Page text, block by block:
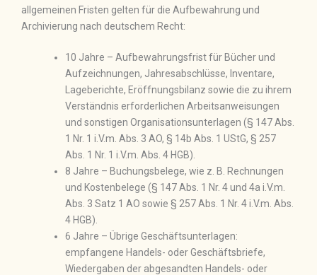
allgemeinen Fristen gelten für die Aufbewahrung und
Archivierung nach deutschem Recht:
10 Jahre – Aufbewahrungsfrist für Bücher und
Aufzeichnungen, Jahresabschlüsse, Inventare,
Lageberichte, Eröffnungsbilanz sowie die zu ihrem
Verständnis erforderlichen Arbeitsanweisungen
und sonstigen Organisationsunterlagen (§ 147 Abs.
1 Nr. 1 i.V.m. Abs. 3 AO, § 14b Abs. 1 UStG, § 257
Abs. 1 Nr. 1 i.V.m. Abs. 4 HGB).
8 Jahre – Buchungsbelege, wie z. B. Rechnungen
und Kostenbelege (§ 147 Abs. 1 Nr. 4 und 4a i.V.m.
Abs. 3 Satz 1 AO sowie § 257 Abs. 1 Nr. 4 i.V.m. Abs.
4 HGB).
6 Jahre – Übrige Geschäftsunterlagen:
empfangene Handels- oder Geschäftsbriefe,
Wiedergaben der abgesandten Handels- oder